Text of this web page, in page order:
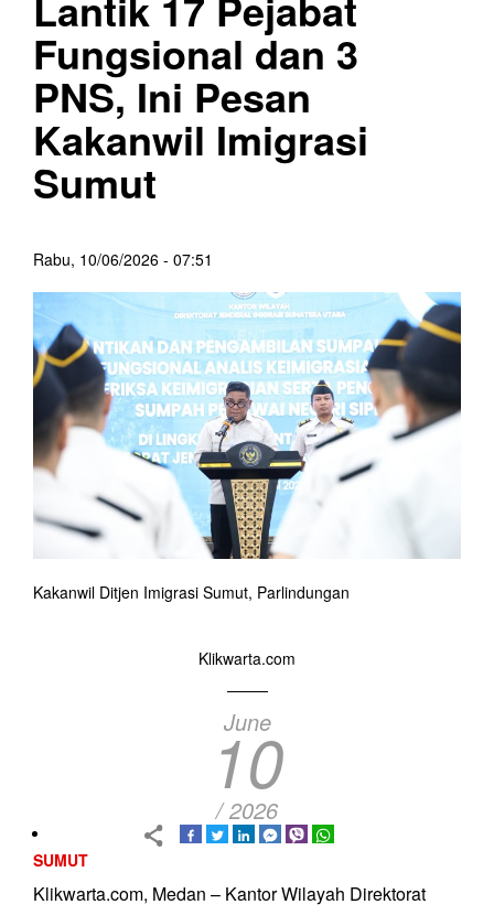
Fungsional dan 3
PNS, Ini Pesan
Kakanwil Imigrasi
Sumut
Rabu, 10/06/2026 - 07:51
Kakanwil Ditjen Imigrasi Sumut, Parlindungan
Klikwarta.com
June
10
/ 2026
SUMUT
Klikwarta.com, Medan – Kantor Wilayah Direktorat